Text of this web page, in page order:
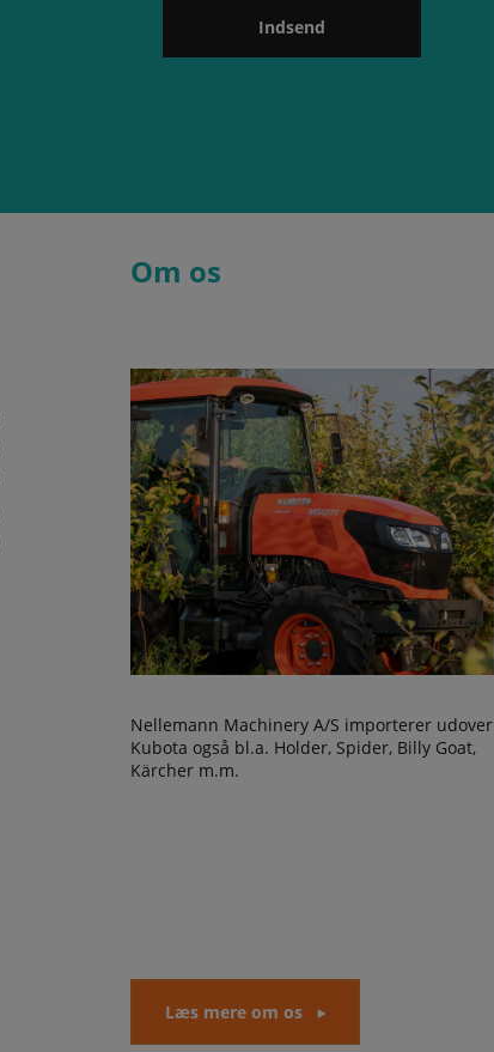
Indsend
Om os
Nellemann Machinery A/S importerer udover
Kubota også bl.a. Holder, Spider, Billy Goat,
Kärcher m.m.
Læs mere om os